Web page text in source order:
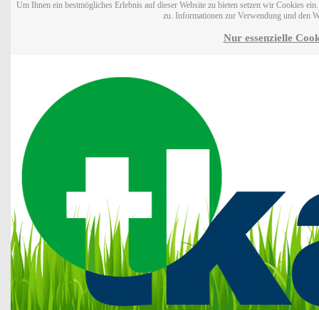
Um Ihnen ein bestmögliches Erlebnis auf dieser Website zu bieten setzen wir Cookies
zu. Informationen zur Verwendung und den
Nur essenzielle